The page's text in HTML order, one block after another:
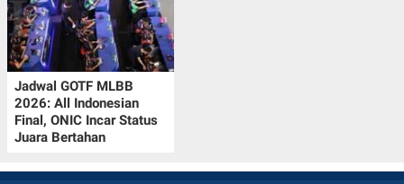
Jadwal GOTF MLBB
2026: All Indonesian
Final, ONIC Incar Status
Juara Bertahan